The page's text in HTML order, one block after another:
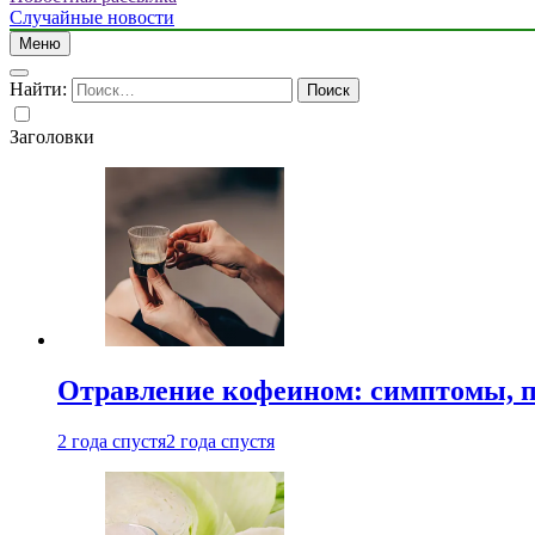
Случайные новости
Меню
Найти:
Заголовки
Отравление кофеином: симптомы,
2 года спустя2 года спустя